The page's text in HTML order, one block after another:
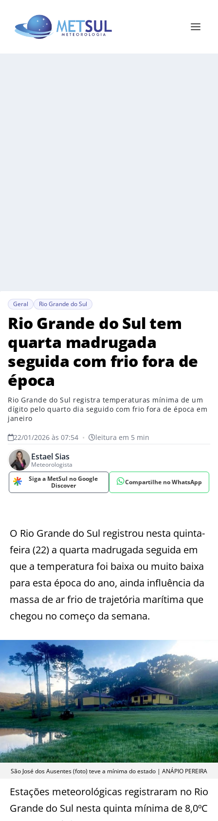
Geral Rio Grande do Sul
Rio Grande do Sul tem
quarta madrugada
seguida com frio fora de
época
Rio Grande do Sul registra temperaturas mínima de um
dígito pelo quarto dia seguido com frio fora de época em
janeiro
22/01/2026 às 07:54 • leitura em 5 min
Estael Sias
Meteorologista
Siga a MetSul no Google
Discover
Compartilhe no WhatsApp
O Rio Grande do Sul registrou nesta quinta-
feira (22) a quarta madrugada seguida em
que a temperatura foi baixa ou muito baixa
para esta época do ano, ainda influência da
massa de ar frio de trajetória marítima que
chegou no começo da semana.
São José dos Ausentes (foto) teve a mínima do estado | ANÁPIO PEREIRA
Estações meteorológicas registraram no Rio
Grande do Sul nesta quinta mínima de 8,0ºC